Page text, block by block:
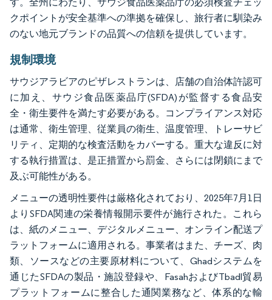
クポイントが安全基準への準拠を確保し、旅行者に馴染み
のない地元ブランドの品質への信頼を提供しています。
規制環境
サウジアラビアのピザレストランは、店舗の自治体許認可
に加え、サウジ食品医薬品庁(SFDA)が監督する食品安
全・衛生要件を満たす必要がある。コンプライアンス対応
は通常、衛生管理、従業員の衛生、温度管理、トレーサビ
リティ、定期的な検査活動をカバーする。重大な違反に対
する執行措置は、是正措置から罰金、さらには閉鎖にまで
及ぶ可能性がある。
メニューの透明性要件は厳格化されており、2025年7月1日
よりSFDA関連の栄養情報開示要件が施行された。これら
は、紙のメニュー、デジタルメニュー、オンライン配送プ
ラットフォームに適用される。事業者はまた、チーズ、肉
類、ソースなどの主要原材料について、Ghadシステムを
通じたSFDAの製品・施設登録や、FasahおよびTbadl貿易
プラットフォームに整合した通関業務など、体系的な輸